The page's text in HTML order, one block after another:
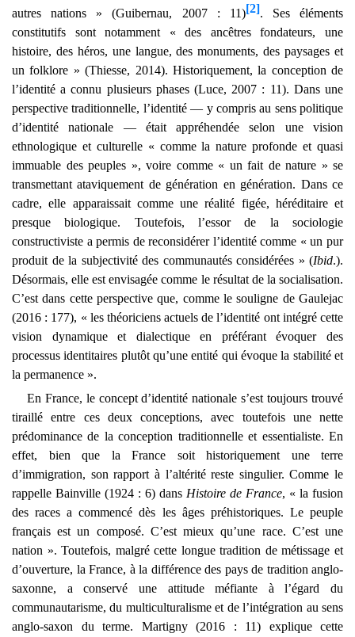
autres nations » (Guibernau, 2007 : 11)[2]. Ses éléments
constitutifs sont notamment « des ancêtres fondateurs, une
histoire, des héros, une langue, des monuments, des paysages et
un folklore » (Thiesse, 2014). Historiquement, la conception de
l’identité a connu plusieurs phases (Luce, 2007 : 11). Dans une
perspective traditionnelle, l’identité — y compris au sens politique
d’identité nationale — était appréhendée selon une vision
ethnologique et culturelle « comme la nature profonde et quasi
immuable des peuples », voire comme « un fait de nature » se
transmettant ataviquement de génération en génération. Dans ce
cadre, elle apparaissait comme une réalité figée, héréditaire et
presque biologique. Toutefois, l’essor de la sociologie
constructiviste a permis de reconsidérer l’identité comme « un pur
produit de la subjectivité des communautés considérées » (Ibid.).
Désormais, elle est envisagée comme le résultat de la socialisation.
C’est dans cette perspective que, comme le souligne de Gaulejac
(2016 : 177), « les théoriciens actuels de l’identité ont intégré cette
vision dynamique et dialectique en préférant évoquer des
processus identitaires plutôt qu’une entité qui évoque la stabilité et
la permanence ».
En France, le concept d’identité nationale s’est toujours trouvé
tiraillé entre ces deux conceptions, avec toutefois une nette
prédominance de la conception traditionnelle et essentialiste. En
effet, bien que la France soit historiquement une terre
d’immigration, son rapport à l’altérité reste singulier. Comme le
rappelle Bainville (1924 : 6) dans Histoire de France, « la fusion
des races a commencé dès les âges préhistoriques. Le peuple
français est un composé. C’est mieux qu’une race. C’est une
nation ». Toutefois, malgré cette longue tradition de métissage et
d’ouverture, la France, à la différence des pays de tradition anglo-
saxonne, a conservé une attitude méfiante à l’égard du
communautarisme, du multiculturalisme et de l’intégration au sens
anglo-saxon du terme. Martigny (2016 : 11) explique cette